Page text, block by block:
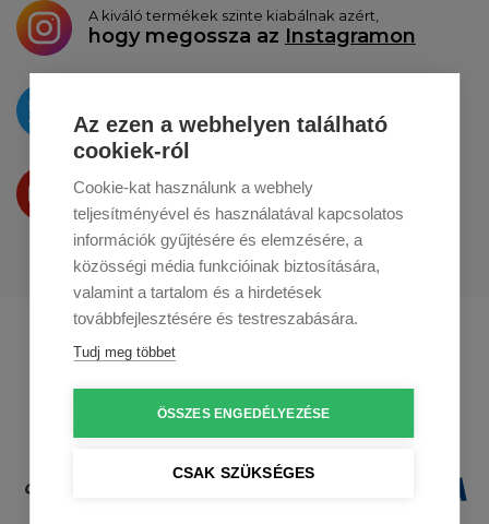
A kiváló termékek szinte kiabálnak azért,
hogy megossza az Instagramon
a Twitterentesszük közzé
Termékeinket
a Youtube-on is bemutatjuk
Profikuchar.sk
Profikuchař.cz
Az ezen a webhelyen található
cookiek-ról
Cookie-kat használunk a webhely
teljesítményével és használatával kapcsolatos
információk gyűjtésére és elemzésére, a
közösségi média funkcióinak biztosítására,
valamint a tartalom és a hirdetések
továbbfejlesztésére és testreszabására.
Tudj meg többet
ÖSSZES ENGEDÉLYEZÉSE
CSAK SZÜKSÉGES